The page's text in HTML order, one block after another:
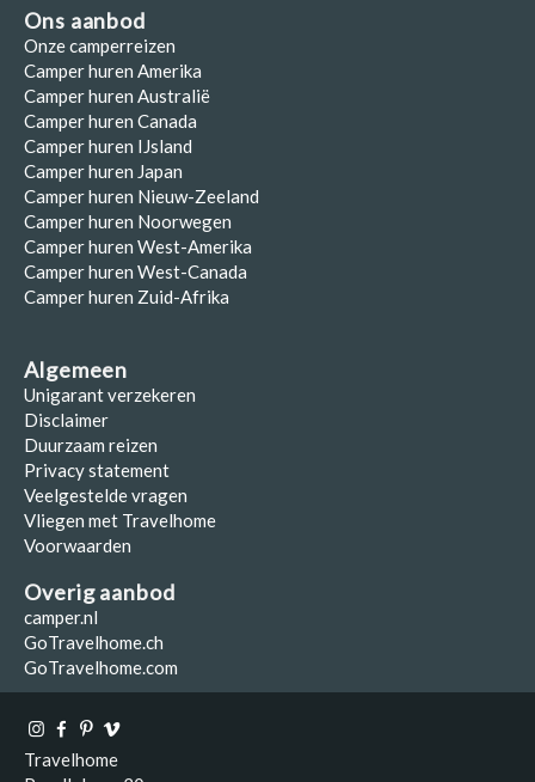
Ons aanbod
Onze camperreizen
Camper huren Amerika
Camper huren Australië
Camper huren Canada
Camper huren IJsland
Camper huren Japan
Camper huren Nieuw-Zeeland
Camper huren Noorwegen
Camper huren West-Amerika
Camper huren West-Canada
Camper huren Zuid-Afrika
Algemeen
Unigarant verzekeren
Disclaimer
Duurzaam reizen
Privacy statement
Veelgestelde vragen
Vliegen met Travelhome
Voorwaarden
Overig aanbod
camper.nl
GoTravelhome.ch
GoTravelhome.com
Travelhome